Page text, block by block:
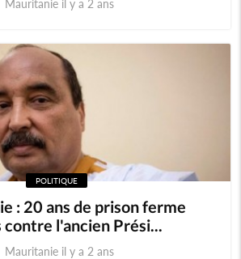
Mauritanie il y a 2 ans
POLITIQUE
: 20 ans de prison ferme
contre l'ancien Prési...
Mauritanie il y a 2 ans